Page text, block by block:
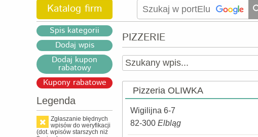
Katalog firm
Spis kategorii
Dodaj wpis
Dodaj kupon
rabatowy
Kupony rabatowe
Legenda
Zgłaszanie błędnych
wpisów do weryfikacji
(dot. wpisów starszych niż
PIZZERIE
Pizzeria OLIWKA
Wigilijna 6-7
82-300 Elbląg